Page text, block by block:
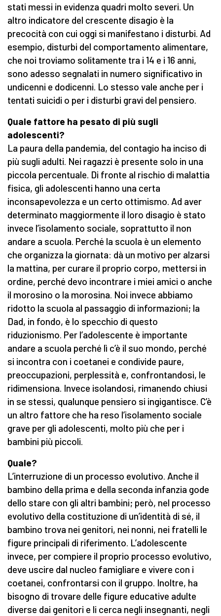
stati messi in evidenza quadri molto severi. Un
altro indicatore del crescente disagio è la
precocità con cui oggi si manifestano i disturbi. Ad
esempio, disturbi del comportamento alimentare,
che noi troviamo solitamente tra i 14 e i 16 anni,
sono adesso segnalati in numero significativo in
undicenni e dodicenni. Lo stesso vale anche per i
tentati suicidi o per i disturbi gravi del pensiero.
Quale fattore ha pesato di più sugli
adolescenti?
La paura della pandemia, del contagio ha inciso di
più sugli adulti. Nei ragazzi è presente solo in una
piccola percentuale. Di fronte al rischio di malattia
fisica, gli adolescenti hanno una certa
inconsapevolezza e un certo ottimismo. Ad aver
determinato maggiormente il loro disagio è stato
invece l’isolamento sociale, soprattutto il non
andare a scuola. Perché la scuola è un elemento
che organizza la giornata: dà un motivo per alzarsi
la mattina, per curare il proprio corpo, mettersi in
ordine, perché devo incontrare i miei amici o anche
il morosino o la morosina. Noi invece abbiamo
ridotto la scuola al passaggio di informazioni; la
Dad, in fondo, è lo specchio di questo
riduzionismo. Per l’adolescente è importante
andare a scuola perché lì c’è il suo mondo, perché
si incontra con i coetanei e condivide paure,
preoccupazioni, perplessità e, confrontandosi, le
ridimensiona. Invece isolandosi, rimanendo chiusi
in se stessi, qualunque pensiero si ingigantisce. C’è
un altro fattore che ha reso l’isolamento sociale
grave per gli adolescenti, molto più che per i
bambini più piccoli.
Quale?
L’interruzione di un processo evolutivo. Anche il
bambino della prima e della seconda infanzia gode
dello stare con gli altri bambini; però, nel processo
evolutivo della costituzione di un’identità di sé, il
bambino trova nei genitori, nei nonni, nei fratelli le
figure principali di riferimento. L’adolescente
invece, per compiere il proprio processo evolutivo,
deve uscire dal nucleo famigliare e vivere con i
coetanei, confrontarsi con il gruppo. Inoltre, ha
bisogno di trovare delle figure educative adulte
diverse dai genitori e li cerca negli insegnanti, negli